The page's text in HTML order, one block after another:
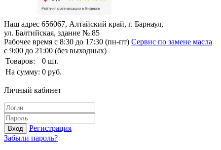
Наш адрес 656067, Алтайский край, г. Барнаул,
ул. Балтийская, здание № 85
Рабочее время с 8:30 до 17:30 (пн-пт) Сервис по замене масла
с 9:00 до 21:00 (без выходных)
Товаров:
0 шт.
На сумму: 0 руб.
Личный кабинет
Вход
Регистрация
Забыли пароль?